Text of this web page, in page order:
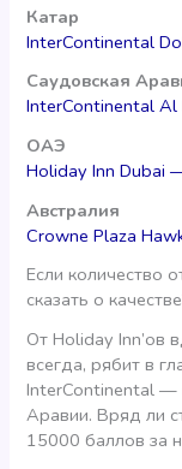
Катар
InterContinental
Саудовская
InterContinental Al
ОАЭ
Holiday Inn Dubai
Австралия
Crowne Plaza
Если количество
сказать о
От Holiday Inn’ов
всегда, рябит в
InterContinental —
Аравии. Вряд ли
15000 баллов за